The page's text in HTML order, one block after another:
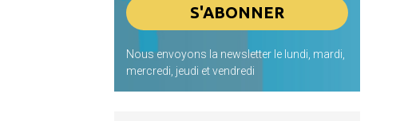
Nous envoyons la newsletter le lundi, mardi,
mercredi, jeudi et vendredi